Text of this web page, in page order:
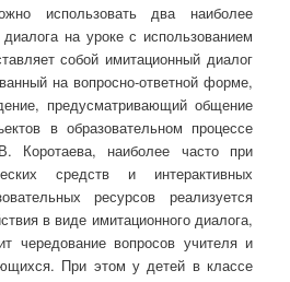
использовать два наиболее
на уроке с использованием
собой имитационный диалог
на вопросно-ответной форме,
предусматривающий общение
в образовательном процессе
Коротаева, наиболее часто при
средств и интерактивных
ресурсов реализуется
в виде имитационного диалога,
чередование вопросов учителя и
При этом у детей в классе